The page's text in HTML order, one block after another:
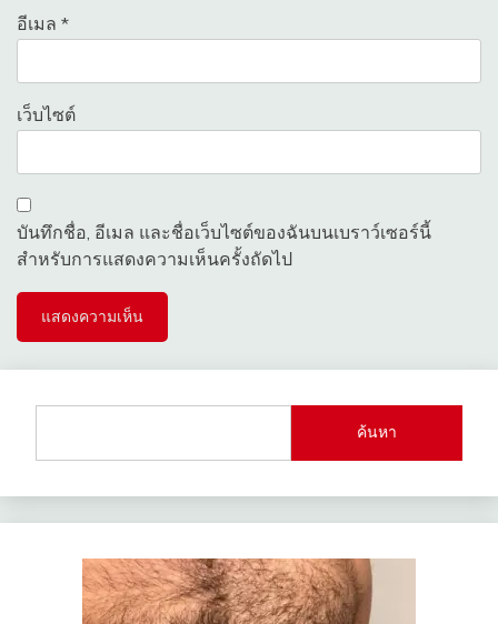
อีเมล *
เว็บไซต์
บันทึกชื่อ, อีเมล และชื่อเว็บไซต์ของฉันบนเบราว์เซอร์นี้
สำหรับการแสดงความเห็นครั้งถัดไป
ค้นหา